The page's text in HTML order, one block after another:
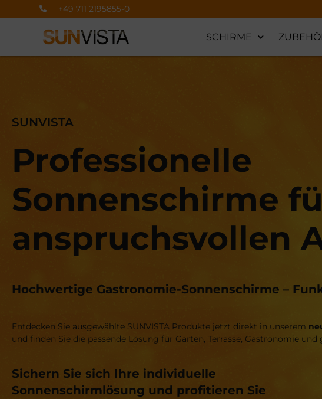
+49 711 2195855-0
SCHIRME
SUNVISTA
Professionelle
Sonnenschirme
anspruchsvollen
Hochwertige Gastronomie-Sonnenschirme –
Entdecken Sie ausgewählte SUNVISTA Produkte jetzt direkt in unserem
und finden Sie die passende Lösung für Garten, Terrasse, Gastronomie
Sichern Sie sich Ihre individuelle
Sonnenschirmlösung und profitieren Sie